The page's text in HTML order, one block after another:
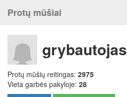
Protų mūšiai
grybautojas
Protų mūšių reitingas: 2975
Vieta garbės pakyloje: 28